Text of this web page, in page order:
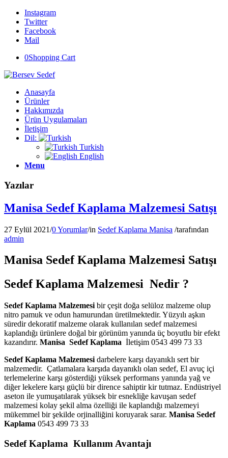
Instagram
Twitter
Facebook
Mail
0Shopping Cart
Anasayfa
Ürünler
Hakkımızda
Ürün Uygulamaları
İletişim
Dil:
Turkish
English
Menu
Yazılar
Manisa Sedef Kaplama Malzemesi Satışı
27 Eylül 2021/0 Yorumlar/in Sedef Kaplama Manisa /tarafından
admin
Manisa Sedef Kaplama Malzemesi Satışı
Sedef Kaplama Malzemesi Nedir ?
Sedef Kaplama Malzemesi bir çeşit doğa selüloz malzeme olup
nitro pamuk ve odun hamurundan üretilmektedir. Yüzyılı aşkın
süredir dekoratif malzeme olarak kullanılan sedef malzemesi
kaplandığı ürünlere doğal bir görünüm yanında üç boyutlu bir efekt
kazandırır. Manisa Sedef Kaplama İletişim 0543 499 73 33
Sedef Kaplama Malzemesi darbelere karşı dayanıklı sert bir
malzemedir. Çatlamalara karşıda dayanıklı olan sedef, El avuç içi
terlemelerine karşı gösterdiği yüksek performans yanında yağ ve
diğer lekelere karşı güçlü bir dirence sahiptir kir tutmaz. Endüstriyel
aseton ile yumuşatılarak yüksek bir esnekliğe kavuşan sedef
malzemesi kolay şekil alma özelliği ile kaplandığı malzemeyi
mükemmel bir şekilde orjinalliğini koruyarak sarar. Manisa Sedef
Kaplama 0543 499 73 33
Sedef Kaplama Kullanım Avantajı